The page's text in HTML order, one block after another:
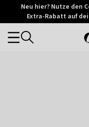
Otrium
Trustpilot
Neu hier? Nutze den
Extra-Rabatt auf
Categories